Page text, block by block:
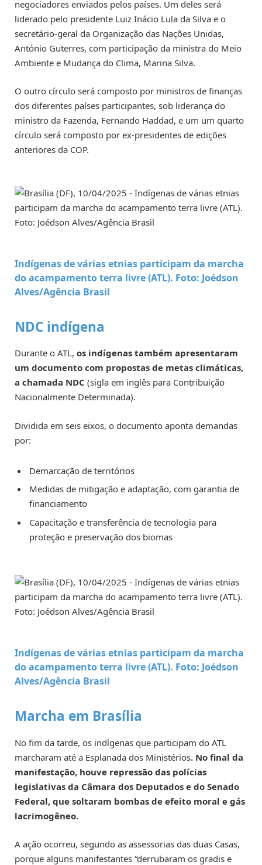
negociadores enviados pelos países. Um deles será
liderado pelo presidente Luiz Inácio Lula da Silva e o
secretário-geral da Organização das Nações Unidas,
António Guterres, com participação da ministra do Meio
Ambiente e Mudança do Clima, Marina Silva.
O outro círculo será composto por ministros de finanças
dos diferentes países participantes, sob liderança do
ministro da Fazenda, Fernando Haddad, e um um quarto
círculo será composto por ex-presidentes de edições
anteriores da COP.
Indígenas de várias etnias participam da marcha
do acampamento terra livre (ATL). Foto: Joédson
Alves/Agência Brasil
NDC indígena
Durante o ATL, os indígenas também apresentaram
um documento com propostas de metas climáticas,
a chamada NDC (sigla em inglês para Contribuição
Nacionalmente Determinada).
Dividida em seis eixos, o documento aponta demandas
por:
Demarcação de territórios
Medidas de mitigação e adaptação, com garantia de
financiamento
Capacitação e transferência de tecnologia para
proteção e preservação dos biomas
Indígenas de várias etnias participam da marcha
do acampamento terra livre (ATL). Foto: Joédson
Alves/Agência Brasil
Marcha em Brasília
No fim da tarde, os indígenas que participam do ATL
marcharam até a Esplanada dos Ministérios. No final da
manifestação, houve repressão das polícias
legislativas da Câmara dos Deputados e do Senado
Federal, que soltaram bombas de efeito moral e gás
lacrimogêneo.
A ação ocorreu, segundo as assessorias das duas Casas,
porque alguns manifestantes “derrubaram os gradis e